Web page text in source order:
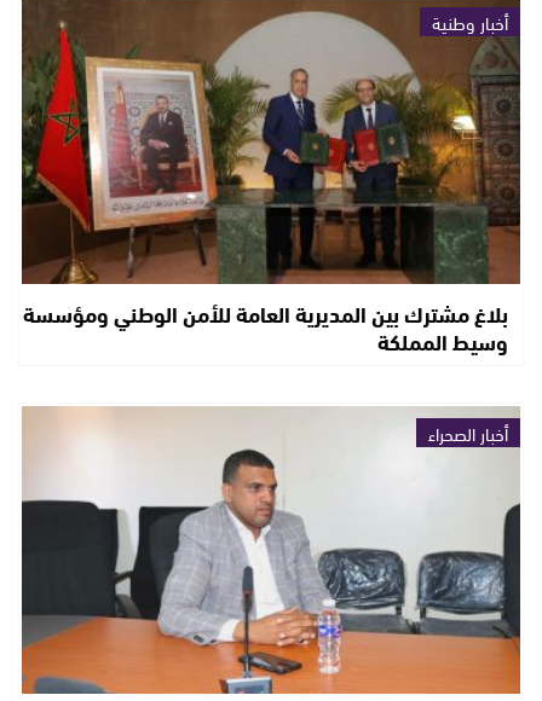
أخبار وطنية
بلاغ مشترك بين المديرية العامة للأمن الوطني ومؤسسة
وسيط المملكة
أخبار الصحراء